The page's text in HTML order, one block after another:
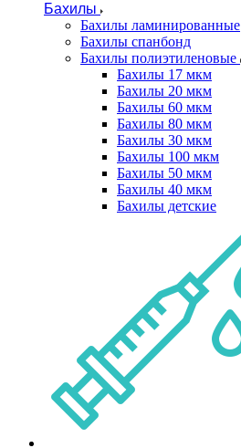
Бахилы
Бахилы ламинированные
Бахилы спанбонд
Бахилы полиэтиленовые
Бахилы 17 мкм
Бахилы 20 мкм
Бахилы 60 мкм
Бахилы 80 мкм
Бахилы 30 мкм
Бахилы 100 мкм
Бахилы 50 мкм
Бахилы 40 мкм
Бахилы детские